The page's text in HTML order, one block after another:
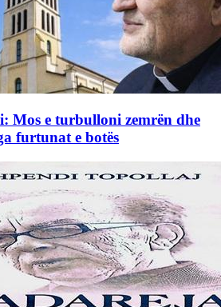
Mos e turbulloni zemrën dhe
furtunat e botës